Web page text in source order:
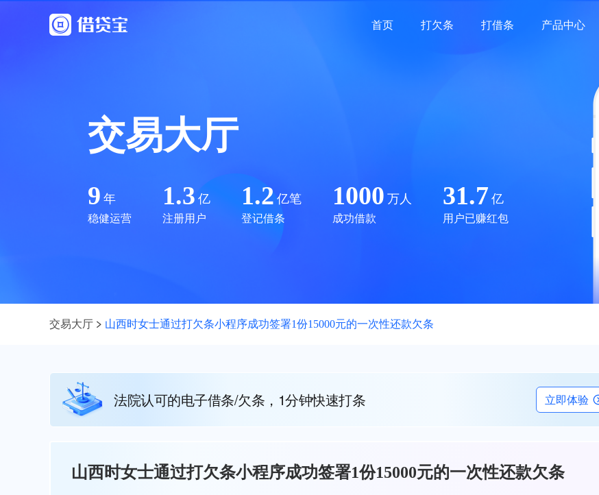
首页 打欠条 打借条 产品中心
交易大厅
9 年
稳健运营
1.3 亿
注册用户
1.2 亿笔
登记借条
1000 万人
成功借款
31.7 亿
用户已赚红包
交易大厅 山西时女士通过打欠条小程序成功签署1份15000元的一次性还款欠条
法院认可的电子借条/欠条，1分钟快速打条 立即体验
山西时女士通过打欠条小程序成功签署1份15000元的一次性还款欠条